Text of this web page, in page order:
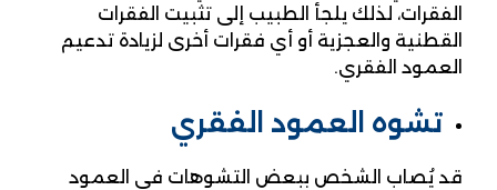
الفقرات، لذلك يلجأ الطبيب إلى تثبيت الفقرات
القطنية والعجزية أو أي فقرات أخرى لزيادة تدعيم
العمود الفقري.
تشوه العمود الفقري
قد يُصاب الشخص ببعض التشوهات في العمود